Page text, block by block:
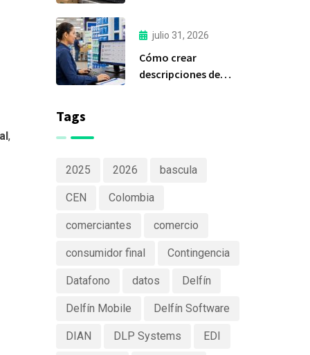
,
julio 31, 2026
Cómo crear
descripciones de
Tags
2025 2026 bascula
CEN Colombia
comerciantes comercio
consumidor final Contingencia
Datafono datos Delfín
Delfín Mobile Delfín Software
DIAN DLP Systems EDI